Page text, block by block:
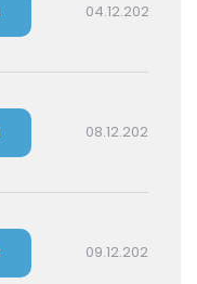
04.12.2026 16:00
08.12.2026 16:00
09.12.2026 14:30